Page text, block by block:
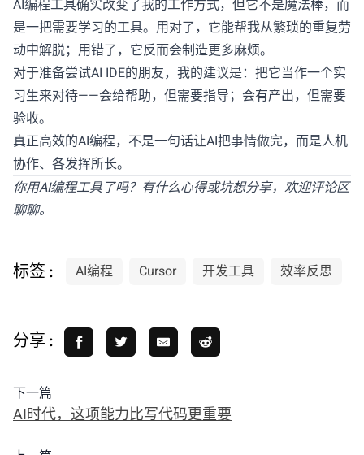
AI编程工具确实改变了我的工作方式，但它不是魔法棒，而
是一把需要学习的工具。用对了，它能帮我从繁琐的重复劳
动中解脱；用错了，它反而会制造更多麻烦。
对于准备尝试AI IDE的朋友，我的建议是：把它当作一个实
习生来对待——会给帮助，但需要指导；会有产出，但需要
验收。
真正高效的AI编程，不是一句话让AI把事情做完，而是人机
协作、各发挥所长。
你用AI编程工具了吗？有什么心得或坑想分享，欢迎评论区
聊聊。
标签 : AI编程 Cursor 开发工具 效率反思
分享 :
下一篇
AI时代，这项能力比写代码更重要